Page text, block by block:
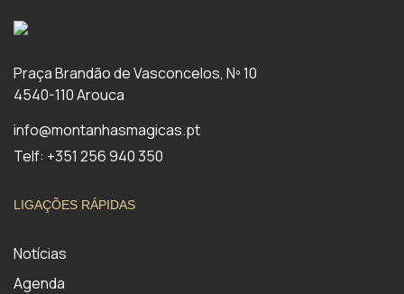
Praça Brandão de Vasconcelos, Nº 10
4540-110 Arouca
info@montanhasmagicas.pt
Telf: +351 256 940 350
LIGAÇÕES RÁPIDAS
Notícias
Agenda